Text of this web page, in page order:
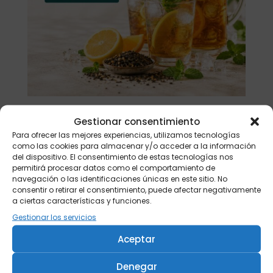
Gestionar consentimiento
Para ofrecer las mejores experiencias, utilizamos tecnologías
como las cookies para almacenar y/o acceder a la información
del dispositivo. El consentimiento de estas tecnologías nos
permitirá procesar datos como el comportamiento de
navegación o las identificaciones únicas en este sitio. No
consentir o retirar el consentimiento, puede afectar negativamente
a ciertas características y funciones.
Gestionar los servicios
Aceptar
Denegar
Productos
Tisanera "Christmas Cats" 0,25l.
porcelana
13,90€
Té verde Japón Hojicha BIO 500 gr.
Té verde Japón Hojicha BIO 250 gr.